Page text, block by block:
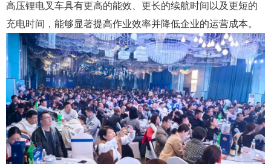
高压锂电叉车具有更高的能效、更长的续航时间以及更短的
充电时间，能够显著提高作业效率并降低企业的运营成本。